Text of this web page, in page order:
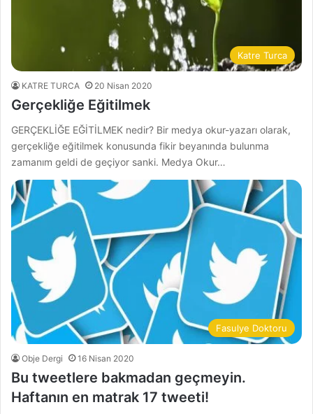
Katre Turca
KATRE TURCA 20 Nisan 2020
Gerçekliğe Eğitilmek
GERÇEKLİĞE EĞİTİLMEK nedir? Bir medya okur-yazarı olarak,
gerçekliğe eğitilmek konusunda fikir beyanında bulunma
zamanım geldi de geçiyor sanki. Medya Okur…
Fasulye Doktoru
Obje Dergi 16 Nisan 2020
Bu tweetlere bakmadan geçmeyin.
Haftanın en matrak 17 tweeti!